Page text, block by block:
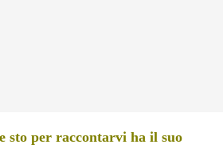
sto per raccontarvi ha il suo